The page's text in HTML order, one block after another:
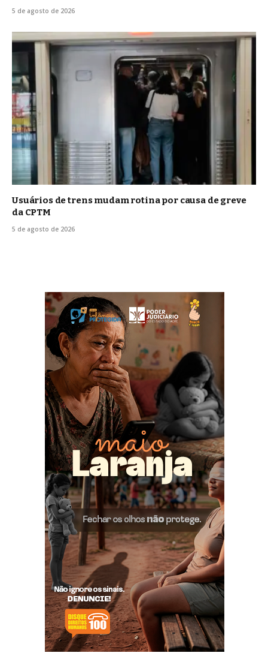
5 de agosto de 2026
Usuários de trens mudam rotina por causa de greve
da CPTM
5 de agosto de 2026